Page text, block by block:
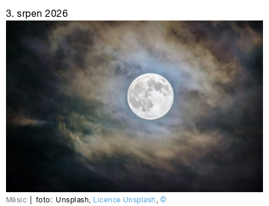
3. srpen 2026
Měsíc foto: Unsplash, Licence Unsplash , ©